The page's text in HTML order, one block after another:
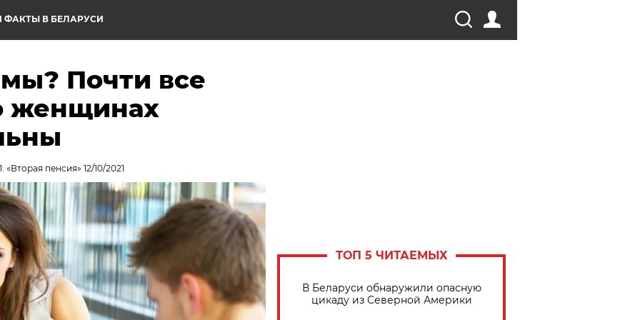
ФАКТЫ В БЕЛАРУСИ
Почти все
женщинах
пенсия» 12/10/2021
ТОП 5 ЧИТАЕМЫХ
В Беларуси обнаружили опасную
цикаду из Северной Америки